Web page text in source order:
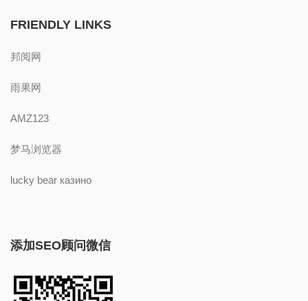
FRIENDLY LINKS
邦阅网
雨果网
AMZ123
梦马浏览器
lucky bear казино
添加SEO顾问微信